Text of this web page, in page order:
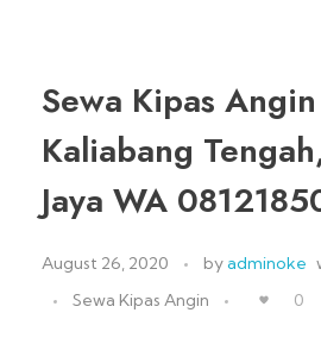
Sewa Kipas
Kaliabang
Jaya WA
August 26, 2020 byadminoke
Sewa Kipas Angin
0